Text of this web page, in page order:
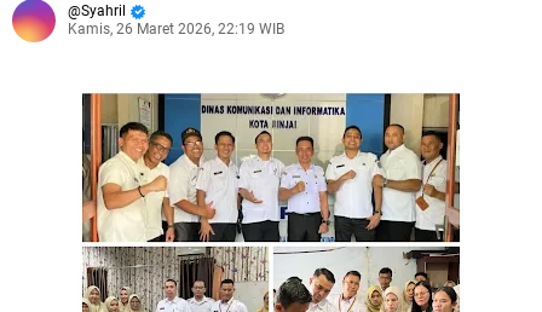
Syahril
Kamis, 26 Maret 2026, 22:19 WIB